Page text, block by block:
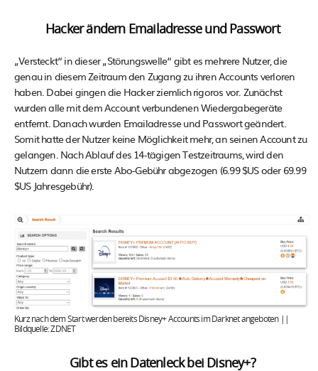
Hacker ändern Emailadresse und Passwort
„Versteckt“ in dieser „Störungswelle“ gibt es mehrere Nutzer, die
genau in diesem Zeitraum den Zugang zu ihren Accounts verloren
haben. Dabei gingen die Hacker ziemlich rigoros vor. Zunächst
wurden alle mit dem Account verbundenen Wiedergabegeräte
entfernt. Danach wurden Emailadresse und Passwort geändert.
Somit hatte der Nutzer keine Möglichkeit mehr, an seinen Account zu
gelangen. Nach Ablauf des 14-tägigen Testzeitraums, wird den
Nutzern dann die erste Abo-Gebühr abgezogen (6.99 $US oder 69.99
$US Jahresgebühr).
Kurz nach dem Start werden bereits Disney+ Accounts im Darknet angeboten ||
Bildquelle: ZDNET
Gibt es ein Datenleck bei Disney+?